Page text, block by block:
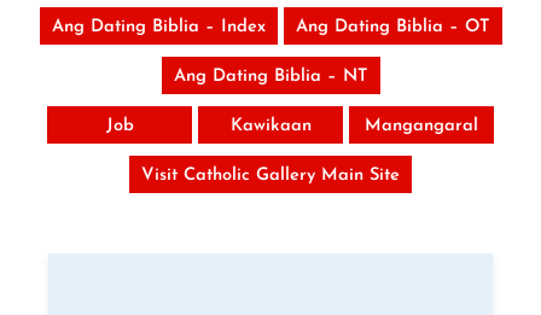
Ang Dating Biblia – Index Ang Dating Biblia – OT
Ang Dating Biblia – NT
Job Kawikaan Mangangaral
Visit Catholic Gallery Main Site